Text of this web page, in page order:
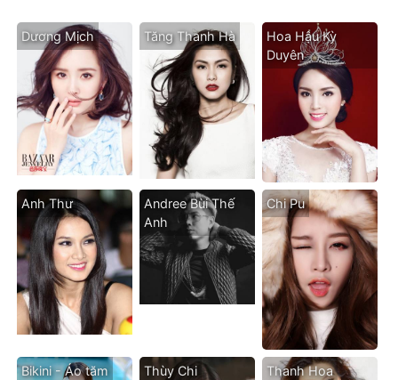
Dương Mịch Tăng Thanh Hà
Hoa Hậu Kỳ
Duyên
Anh Thư
Andree Bùi Thế
Anh
Chi Pu
Bikini - Áo tăm Thùy Chi Thanh Hoa